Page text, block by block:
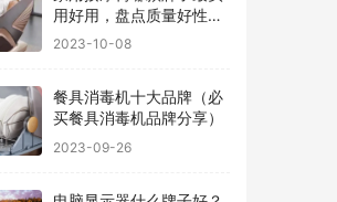
用好用，盘点质量好性价
比高的品牌
2023-10-08
餐具消毒机十大品牌（必
买餐具消毒机品牌分享）
2023-09-26